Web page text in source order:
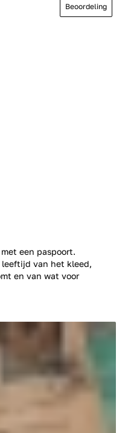
een paspoort.
van het kleed,
en van wat voor
Beoordeling